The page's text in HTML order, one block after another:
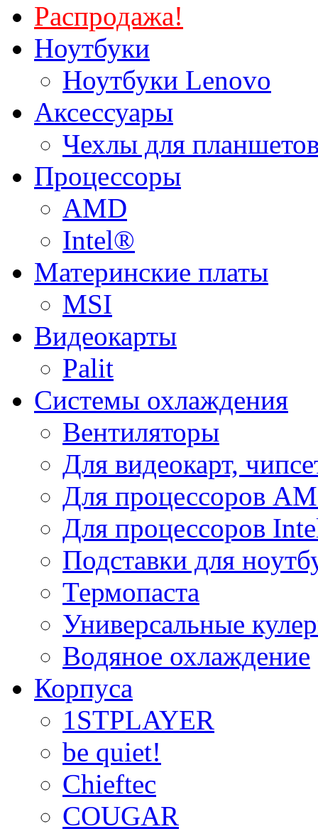
Распродажа!
Ноутбуки
Ноутбуки Lenovo
Аксессуары
Чехлы для
Процессоры
AMD
Intel®
Материнские платы
MSI
Видеокарты
Palit
Системы охлаждения
Вентиляторы
Для видеокарт,
Для процессоров
Для процессоров
Подставки для
Термопаста
Универсальные
Водяное охлаждение
Корпуса
1STPLAYER
be quiet!
Chieftec
COUGAR